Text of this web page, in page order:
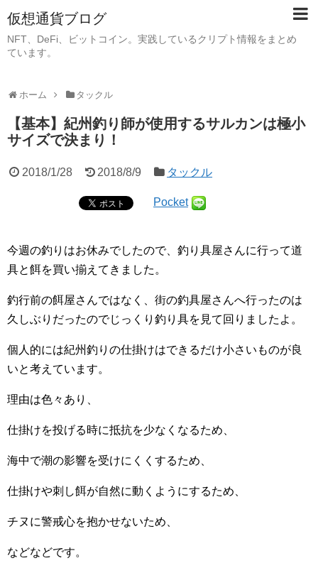
仮想通貨ブログ
NFT、DeFi、ビットコイン。実践しているクリプト情報をまとめ
ています。
ホーム タックル
【基本】紀州釣り師が使用するサルカンは極小
サイズで決まり！
2018/1/28 2018/8/9 タックル
Pocket
今週の釣りはお休みでしたので、釣り具屋さんに行って道
具と餌を買い揃えてきました。
釣行前の餌屋さんではなく、街の釣具屋さんへ行ったのは
久しぶりだったのでじっくり釣り具を見て回りましたよ。
個人的には紀州釣りの仕掛けはできるだけ小さいものが良
いと考えています。
理由は色々あり、
仕掛けを投げる時に抵抗を少なくなるため、
海中で潮の影響を受けにくくするため、
仕掛けや刺し餌が自然に動くようにするため、
チヌに警戒心を抱かせないため、
などなどです。